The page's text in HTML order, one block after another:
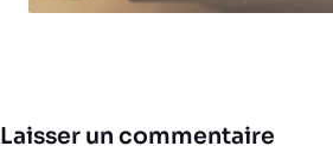
Laisser un commentaire